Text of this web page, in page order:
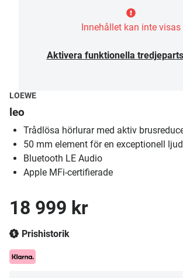
Innehållet kan inte visas
Aktivera funktionella
LOEWE
leo
Trådlösa hörlurar med aktiv
50 mm element för en exceptionell
Bluetooth LE Audio
Apple MFi-certifierade
18 999 kr
Prishistorik